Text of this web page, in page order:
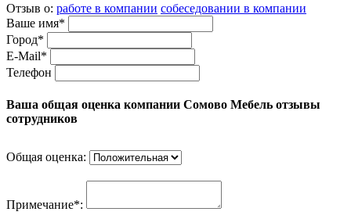
Отзыв о: работе в компании собеседовании в компании
Ваше имя*
Город*
E-Mail*
Телефон
Ваша общая оценка компании Сомово Мебель отзывы
сотрудников
Общая оценка:
Примечание*: